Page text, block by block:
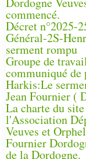
commencé.
Décret n°2025-
Général-2S-
serment rompu
Groupe de
communiqué
Harkis:Le
Jean Fournier (
La charte du
l'Association
Veuves et
Fournier
de la Dordogne.